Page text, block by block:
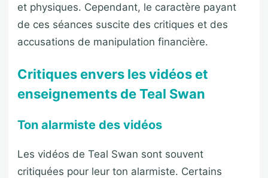
et physiques. Cependant, le caractère payant
de ces séances suscite des critiques et des
accusations de manipulation financière.
Critiques envers les vidéos et
enseignements de Teal Swan
Ton alarmiste des vidéos
Les vidéos de Teal Swan sont souvent
critiquées pour leur ton alarmiste. Certains